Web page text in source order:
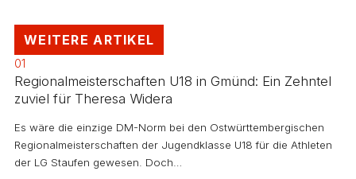
WEITERE ARTIKEL
01
Regionalmeisterschaften U18 in Gmünd: Ein Zehntel
zuviel für Theresa Widera
Es wäre die einzige DM-Norm bei den Ostwürttembergischen
Regionalmeisterschaften der Jugendklasse U18 für die Athleten
der LG Staufen gewesen. Doch…